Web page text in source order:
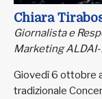
Chiara
Giornalista e
Marketing
Giovedì 6 ottobre
tradizionale